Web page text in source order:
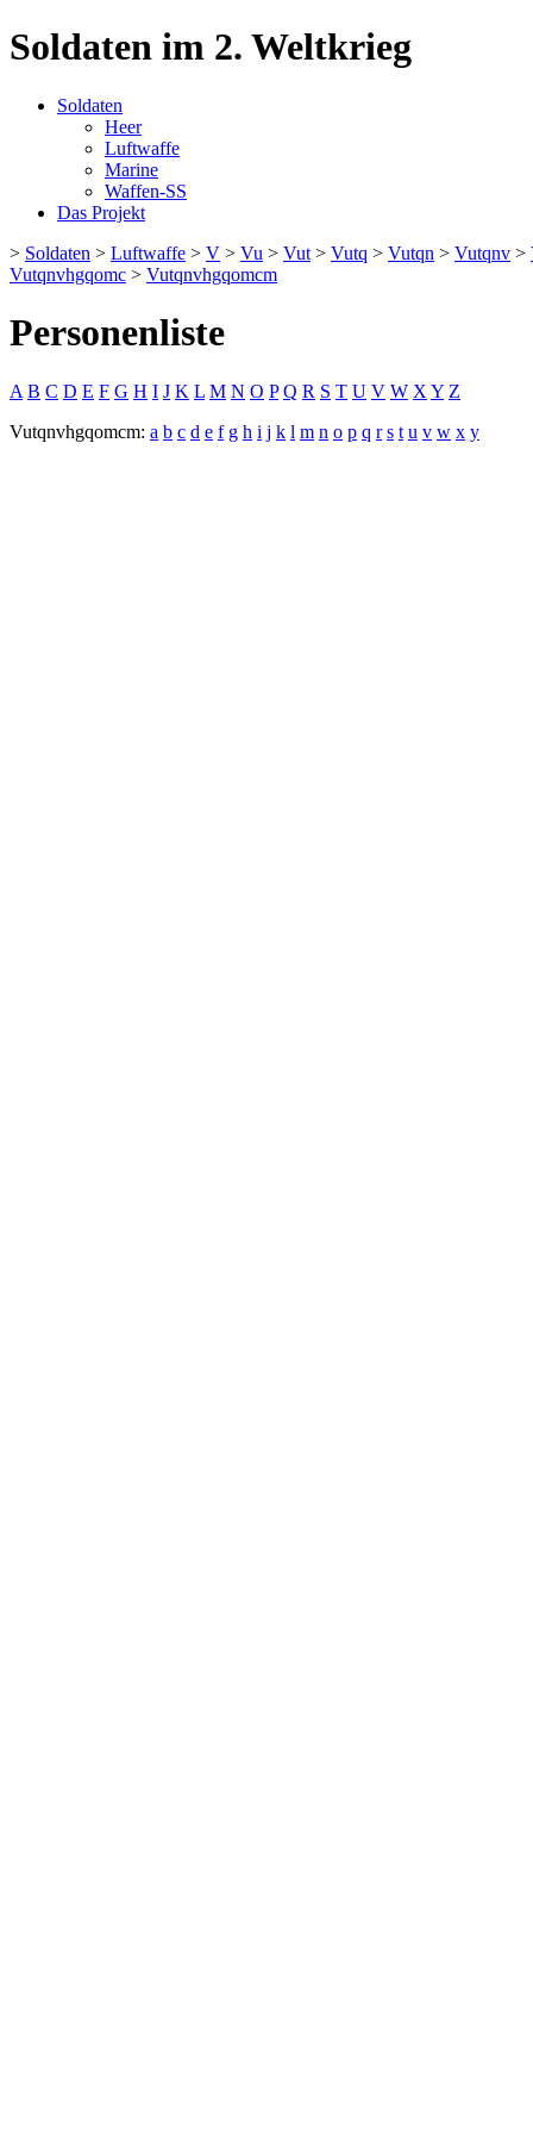
Soldaten im 2. Weltkrieg
Soldaten
Heer
Luftwaffe
Marine
Waffen-SS
Das Projekt
> Soldaten > Luftwaffe > V > Vu > Vut > Vutq > Vutqn > Vutqnv >
Vutqnvhgqomc > Vutqnvhgqomcm
Personenliste
A B C D E F G H I J K L M N O P Q R S T U V W X Y Z
Vutqnvhgqomcm: a b c d e f g h i j k l m n o p q r s t u v w x y